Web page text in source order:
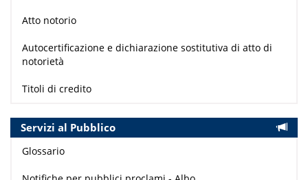
Atto notorio
Autocertificazione e dichiarazione sostitutiva di atto di
notorietà
Titoli di credito
Servizi al Pubblico
Glossario